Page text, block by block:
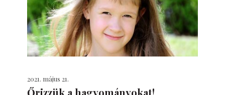
2021. május 21.
Őrizzük a hagyományokat!